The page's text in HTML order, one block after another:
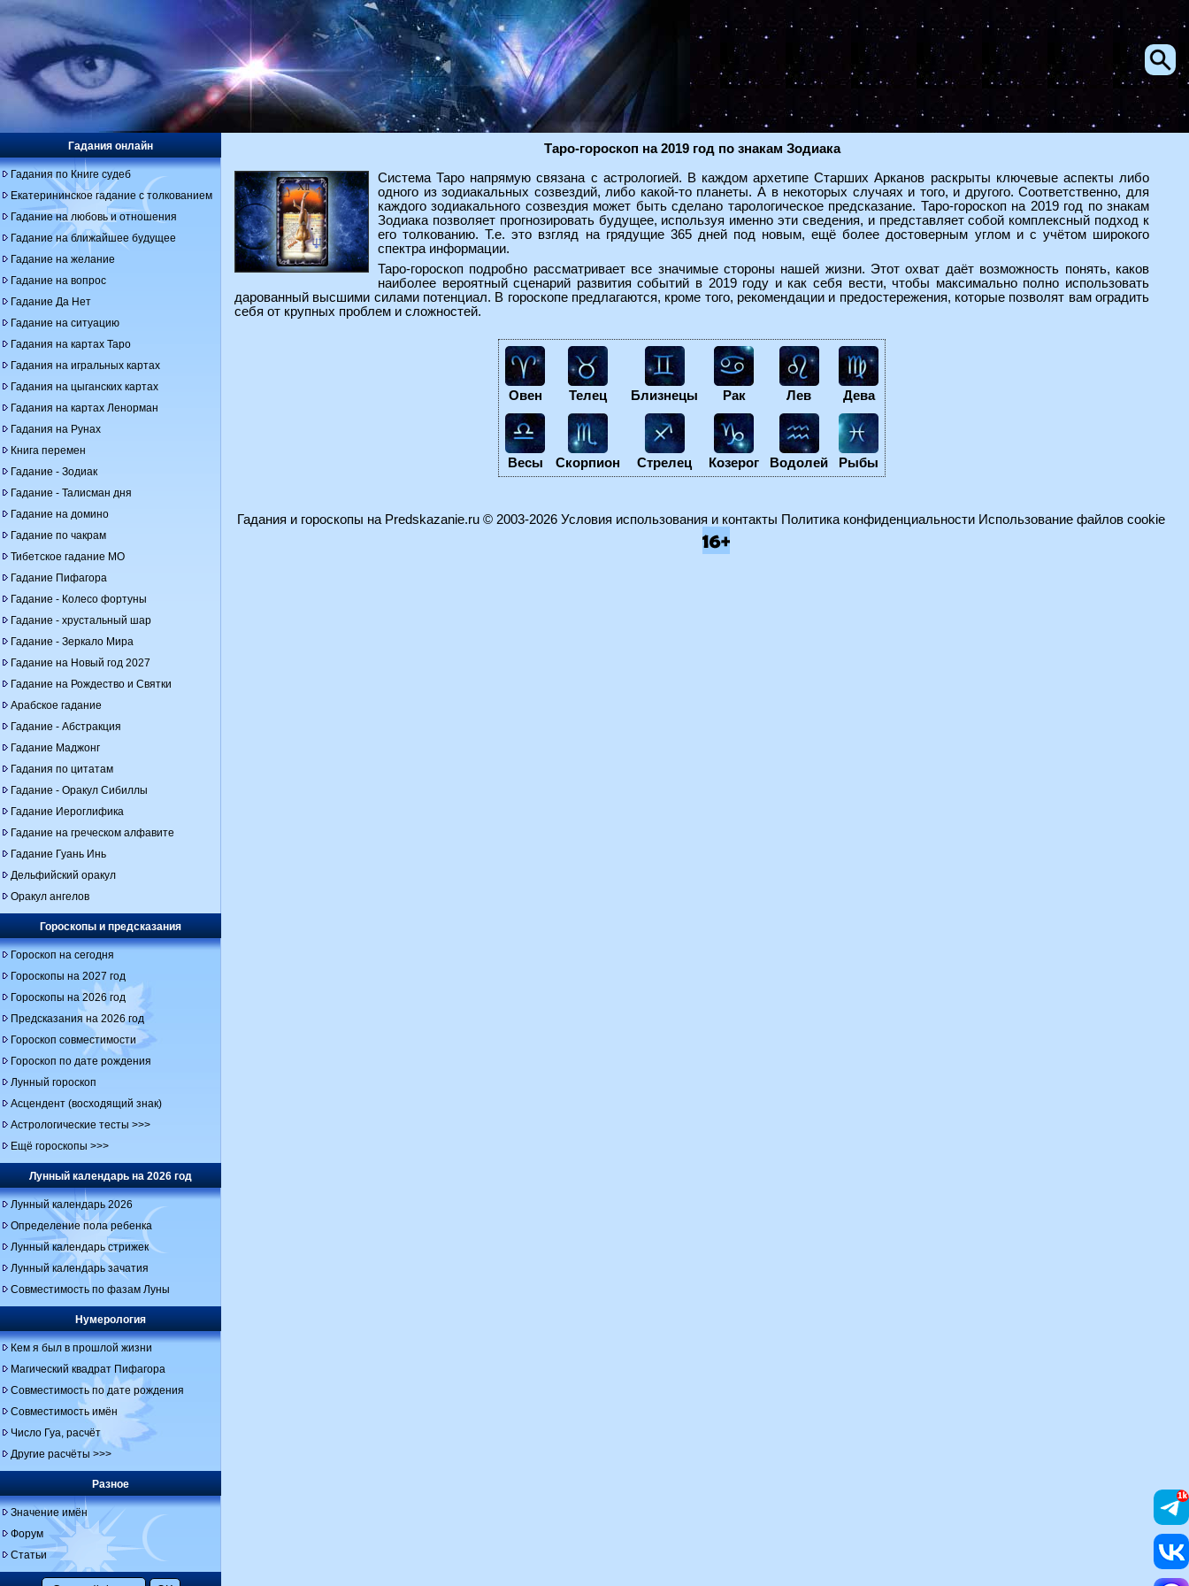
Таро-гороскоп на 2019 год по знакам Зодиака
Система Таро напрямую связана с астрологией. В каждом архетипе Старших Арканов раскрыты ключевые аспекты либо
одного из зодиакальных созвездий, либо какой-то планеты. А в некоторых случаях и того, и другого. Соответственно, для
каждого зодиакального созвездия может быть сделано тарологическое предсказание. Таро-гороскоп на 2019 год по знакам
Зодиака позволяет прогнозировать будущее, используя именно эти сведения, и представляет собой комплексный подход к
его толкованию. Т.е. это взгляд на грядущие 365 дней под новым, ещё более достоверным углом и с учётом широкого
спектра информации.
Таро-гороскоп подробно рассматривает все значимые стороны нашей жизни. Этот охват даёт возможность понять, каков
наиболее вероятный сценарий развития событий в 2019 году и как себя вести, чтобы максимально полно использовать
дарованный высшими силами потенциал. В гороскопе предлагаются, кроме того, рекомендации и предостережения, которые позволят вам оградить
себя от крупных проблем и сложностей.
Овен Телец Близнецы Рак Лев Дева
Весы Скорпион Стрелец Козерог Водолей Рыбы
Гадания онлайн
Гадания по Книге судеб
Екатерининское гадание с толкованием
Гадание на любовь и отношения
Гадание на ближайшее будущее
Гадание на желание
Гадание на вопрос
Гадание Да Нет
Гадание на ситуацию
Гадания на картах Таро
Гадания на игральных картах
Гадания на цыганских картах
Гадания на картах Ленорман
Гадания на Рунах
Книга перемен
Гадание - Зодиак
Гадание - Талисман дня
Гадание на домино
Гадание по чакрам
Тибетское гадание МО
Гадание Пифагора
Гадание - Колесо фортуны
Гадание - хрустальный шар
Гадание - Зеркало Мира
Гадание на Новый год 2027
Гадание на Рождество и Святки
Арабское гадание
Гадание - Абстракция
Гадание Маджонг
Гадания по цитатам
Гадание - Оракул Сибиллы
Гадание Иероглифика
Гадание на греческом алфавите
Гадание Гуань Инь
Дельфийский оракул
Оракул ангелов
Гороскопы и предсказания
Гороскоп на сегодня
Гороскопы на 2027 год
Гороскопы на 2026 год
Предсказания на 2026 год
Гороскоп совместимости
Гороскоп по дате рождения
Лунный гороскоп
Асцендент (восходящий знак)
Астрологические тесты >>>
Ещё гороскопы >>>
Лунный календарь на 2026 год
Лунный календарь 2026
Определение пола ребенка
Лунный календарь стрижек
Лунный календарь зачатия
Совместимость по фазам Луны
Нумерология
Кем я был в прошлой жизни
Магический квадрат Пифагора
Совместимость по дате рождения
Совместимость имён
Число Гуа, расчёт
Другие расчёты >>>
Разное
Значение имён
Форум
Статьи
Гадания и гороскопы на Predskazanie.ru© 2003-2026 Условия использования и контакты Политика конфиденциальности Использование файлов cookie